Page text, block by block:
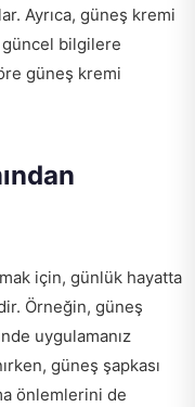
Ayrıca, güneş kremi
bilgilere
güneş kremi
için, günlük hayatta
Örneğin, güneş
uygulamanız
güneş şapkası
önlemlerini de